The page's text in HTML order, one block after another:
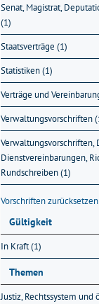
Senat, Magistrat,
(1)
Staatsverträge (1)
Statistiken (1)
Verträge und
Verwaltungsvorschriften
Verwaltungsvorschriften,
Dienstvereinbarungen,
Rundschreiben (1)
Vorschriften zurücksetzen
Gültigkeit
In Kraft (1)
Themen
Justiz, Rechtssystem